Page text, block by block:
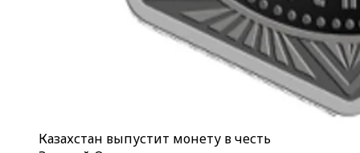
Казахстан выпустит монету в честь